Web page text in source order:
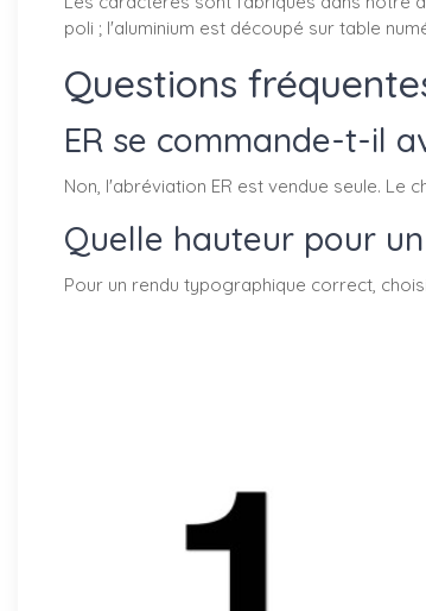
poli ; l'aluminium est découpé sur table
Questions
ER se commande-t-il
Non, l'abréviation ER est vendue seule.
Quelle hauteur pour
Pour un rendu typographique correct,